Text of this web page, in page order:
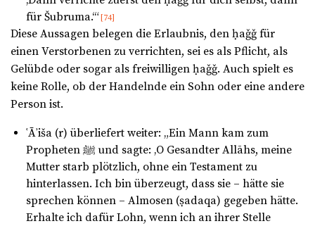
für Šubruma.‘“ [74]
Diese Aussagen belegen die Erlaubnis, den ḥaǧǧ für
einen Verstorbenen zu verrichten, sei es als Pflicht, als
Gelübde oder sogar als freiwilligen ḥaǧǧ. Auch spielt es
keine Rolle, ob der Handelnde ein Sohn oder eine andere
Person ist.
ʿĀʾiša (r) überliefert weiter: „Ein Mann kam zum
Propheten ﷺ und sagte: ‚O Gesandter Allāhs, meine
Mutter starb plötzlich, ohne ein Testament zu
hinterlassen. Ich bin überzeugt, dass sie – hätte sie
sprechen können – Almosen (ṣadaqa) gegeben hätte.
Erhalte ich dafür Lohn, wenn ich an ihrer Stelle